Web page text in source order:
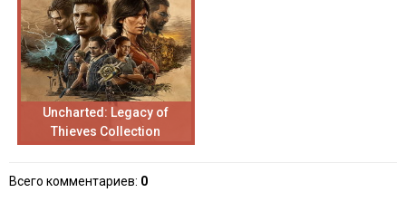
Uncharted: Legacy of
Thieves Collection
Всего комментариев: 0